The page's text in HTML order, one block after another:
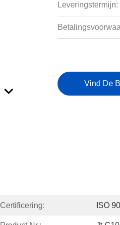
Leveringstermijn:
Vind De
Certificering: ISO